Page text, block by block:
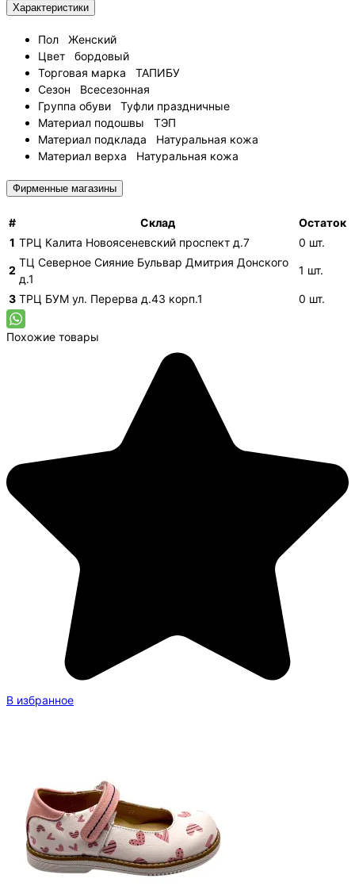
Характеристики
Пол
Женский
Цвет
бордовый
Торговая марка
ТАПИБУ
Сезон
Всесезонная
Группа обуви
Туфли праздничные
Материал подошвы
ТЭП
Материал подклада
Натуральная кожа
Материал верха
Натуральная кожа
Фирменные магазины
# Склад
Остаток
1 ТРЦ Калита Новоясеневский проспект д.7 0 шт.
2
ТЦ Северное Сияние Бульвар Дмитрия Донского
д.1
1 шт.
3 ТРЦ БУМ ул. Перерва д.43 корп.1 0 шт.
Похожие товары
В избранное